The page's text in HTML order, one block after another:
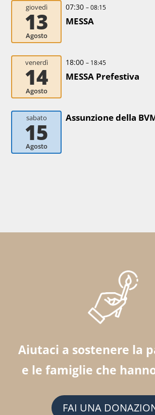
giovedì
13
Agosto
07:30 – 08:15
MESSA
venerdì
14
Agosto
18:00 – 18:45
MESSA Prefestiva
sabato
15
Agosto
Assunzione della
Aiutaci a sostenere la
e le famiglie che
FAI UNA